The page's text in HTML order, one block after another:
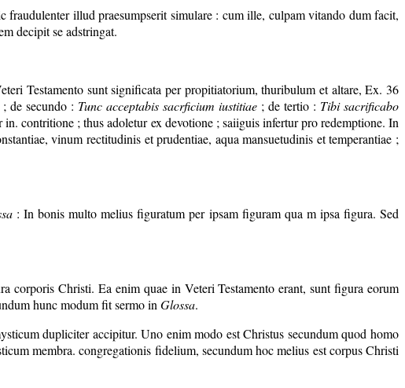
illud praesumpserit simulare : cum ille, culpam vitando dum facit,
decipit se adstringat.
Testamento sunt significata per propitiatorium, thuribulum et altare, Ex. 36
; de secundo : Tunc acceptabis sacrficium iustitiae ; de tertio : Tibi sacrificabo
contritione ; thus adoletur ex devotione ; saiiguis infertur pro redemptione. In
vinum rectitudinis et prudentiae, aqua mansuetudinis et temperantiae ;
: In bonis multo melius figuratum per ipsam figuram qua m ipsa figura. Sed
corporis Christi. Ea enim quae in Veteri Testamento erant, sunt figura eorum
hunc modum fit sermo in Glossa.
dupliciter accipitur. Uno enim modo est Christus secundum quod homo
membra. congregationis fidelium, secundum hoc melius est corpus Christi